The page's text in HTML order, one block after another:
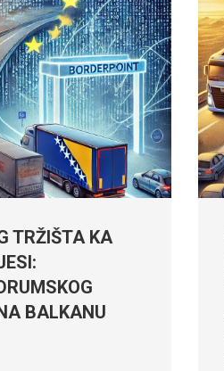
TRŽIŠTA KA
BALKANU